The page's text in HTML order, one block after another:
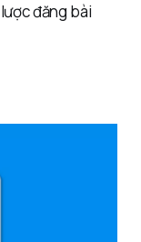
đăng bài